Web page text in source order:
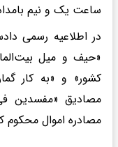
ساعت یک و نیم
در اطلاعیه رسمی
«حیف و میل
کشور» و «به کار
مصادیق «مفسدین
مصادره اموال محکوم